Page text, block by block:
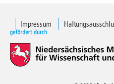
Impressum